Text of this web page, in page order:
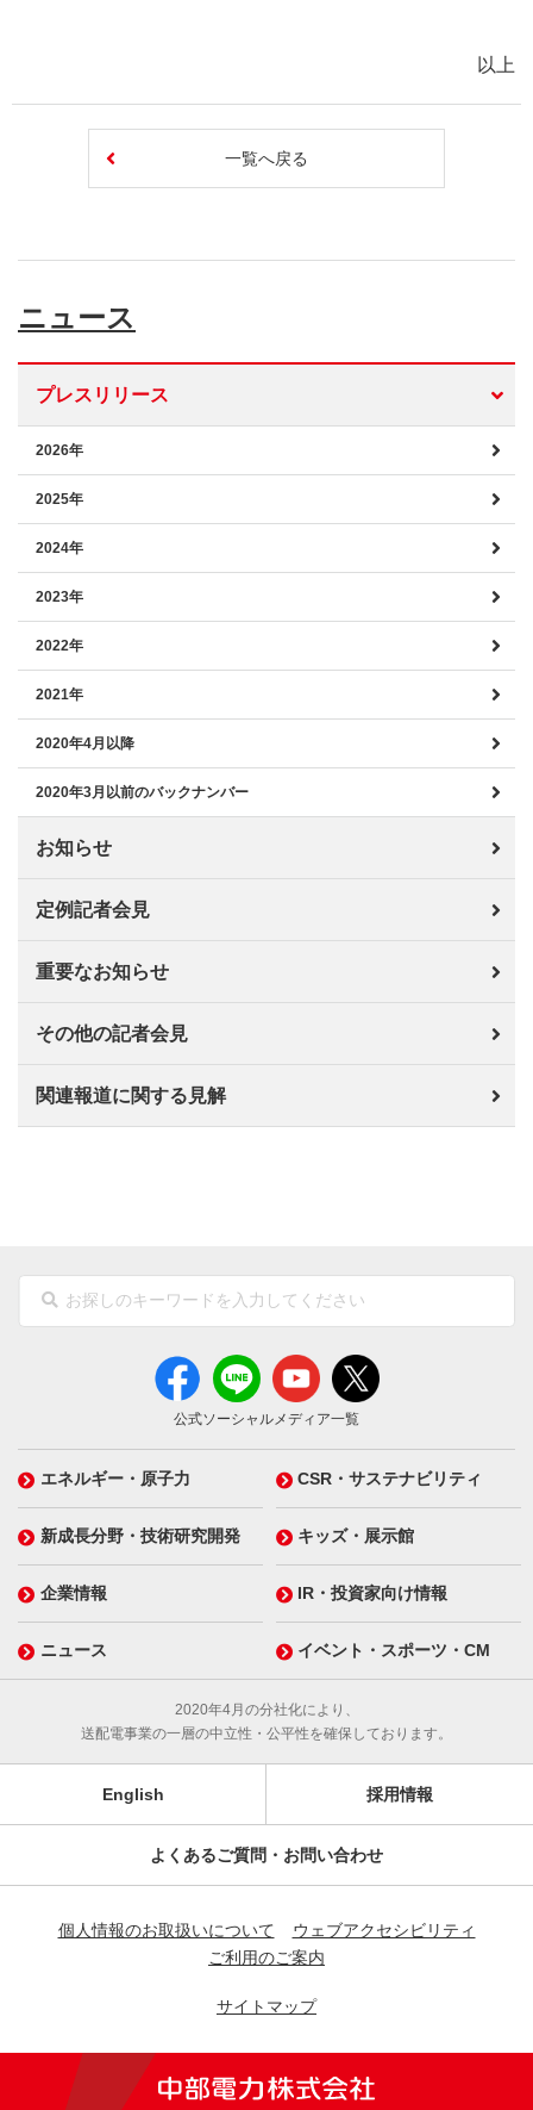
以上
一覧へ戻る
ニュース
プレスリリース
2026年
2025年
2024年
2023年
2022年
2021年
2020年4月以降
2020年3月以前のバックナンバー
お知らせ
定例記者会見
重要なお知らせ
その他の記者会見
関連報道に関する見解
公式ソーシャルメディア一覧
エネルギー・原子力 CSR・サステナビリティ
新成長分野・技術研究開発 キッズ・展示館
企業情報 IR・投資家向け情報
ニュース イベント・スポーツ・CM
2020年4月の分社化により、
送配電事業の一層の中立性・公平性を確保しております。
English 採用情報
よくあるご質問・お問い合わせ
個人情報のお取扱いについて
ウェブアクセシビリティ
ご利用のご案内
サイトマップ